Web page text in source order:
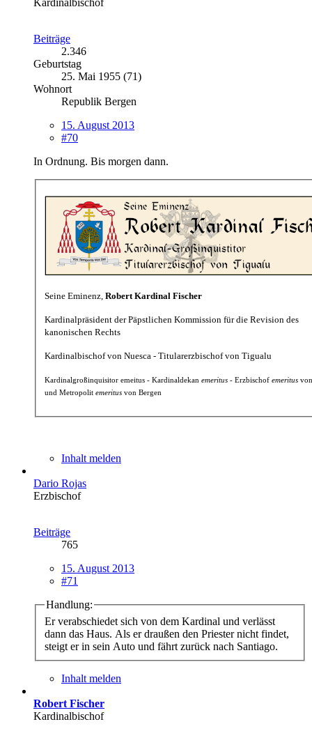
Kardinalbischof
Beiträge
2.346
Geburtstag
25. Mai 1955 (71)
Wohnort
Republik Bergen
15. August 2013
#70
In Ordnung. Bis morgen dann.
Seine Eminenz, Robert Kardinal Fischer
Kardinalpräsident der Päpstlichen Kommission für die Revision des
kanonischen Rechts
Kardinalbischof von Nuesca - Titularerzbischof von Tigualu
Kardinalgroßinquisitor emeitus - Kardinaldekan emeritus - Erzbischof emeritus
und Metropolit emeritus von Bergen
Inhalt melden
Dario Rojas
Erzbischof
Beiträge
765
15. August 2013
#71
Handlung:
Er verabschiedet sich von dem Kardinal und verlässt
dann das Haus. Als er draußen den Priester nicht findet,
steigt er in sein Auto und fährt zurück nach Santiago.
Inhalt melden
Robert Fischer
Kardinalbischof